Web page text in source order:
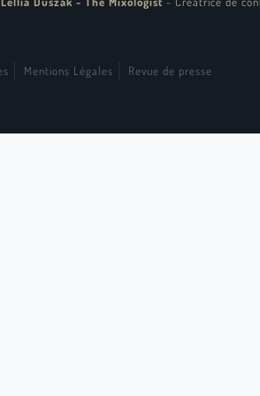
Mentions Légales Revue de presse